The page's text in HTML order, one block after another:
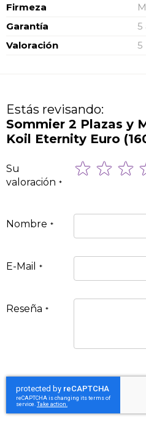
Firmeza
Garantía
5
Valoración
5
Estás revisando:
Sommier 2 Plazas y
Koil Eternity Euro
Su
valoración
1
star
2
stars
3
stars
4
stars
5
stars
Nombre
E-Mail
Reseña